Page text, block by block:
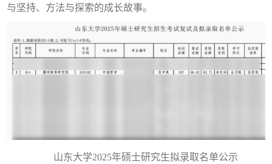
与坚持、方法与探索的成长故事。
山东大学2025年硕士研究生拟录取名单公示